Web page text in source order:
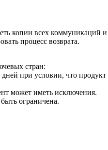
копии всех коммуникаций и
процесс возврата.
стран:
при условии, что продукт
может иметь исключения.
ограничена.